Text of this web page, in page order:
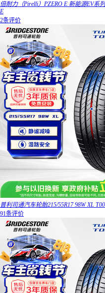
倍耐力（Pirelli）PZERO E 新能源EV系
E
2条评价
普利司通汽车轮胎215/55R17 98W XL
91条评价